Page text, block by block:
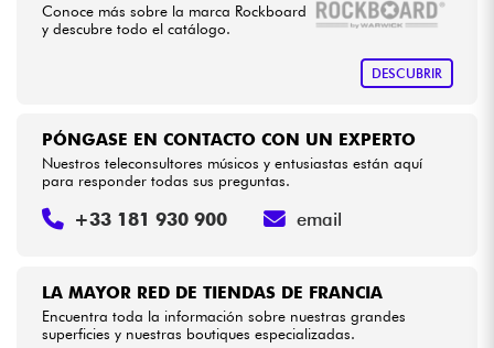
Ver nuestras marcas
Conoce más sobre la marca Rockboard
y descubre todo el catálogo.
DESCUBRIR
LA MAYOR RED DE TIENDAS DE FRANCIA
Encuentra toda la información sobre nuestras grandes
superficies y nuestras boutiques especializadas.
PÓNGASE EN CONTACTO CON UN EXPERTO
Nuestros teleconsultores músicos y entusiastas están aquí
para responder todas sus preguntas.
+33 181 930 900 email